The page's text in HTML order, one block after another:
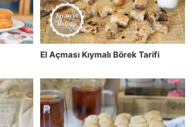
El Açması Kıymalı Börek Tarifi